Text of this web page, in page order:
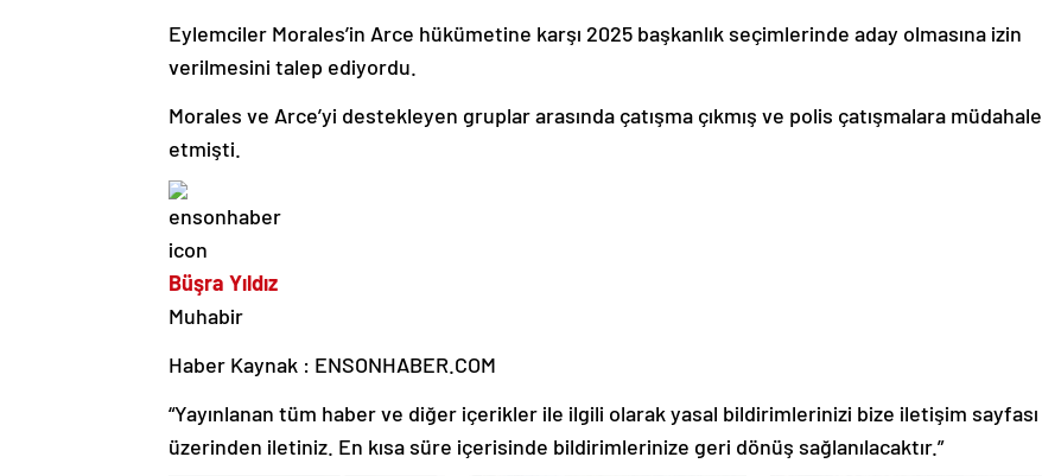
Eylemciler Morales’in Arce hükümetine karşı 2025 başkanlık seçimlerinde aday olmasına izin
verilmesini talep ediyordu.
Morales ve Arce’yi destekleyen gruplar arasında çatışma çıkmış ve polis çatışmalara müdahale
etmişti.
Büşra Yıldız
Muhabir
Haber Kaynak : ENSONHABER.COM
“Yayınlanan tüm haber ve diğer içerikler ile ilgili olarak yasal bildirimlerinizi bize iletişim sayfası
üzerinden iletiniz. En kısa süre içerisinde bildirimlerinize geri dönüş sağlanılacaktır.”